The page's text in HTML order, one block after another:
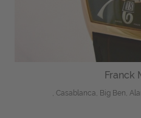
Franck
, Casablanca, Big Ben,